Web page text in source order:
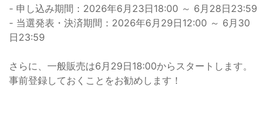
- 申し込み期間：2026年6月23日18:00 ～ 6月28日23:59
- 当選発表・決済期間：2026年6月29日12:00 ～ 6月30
日23:59
さらに、一般販売は6月29日18:00からスタートします。
事前登録しておくことをお勧めします！